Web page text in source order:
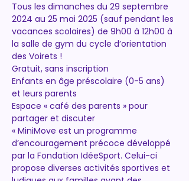
Tous les dimanches du 29 septembre
2024 au 25 mai 2025 (sauf pendant les
vacances scolaires) de 9h00 à 12h00 à
la salle de gym du cycle d’orientation
des Voirets !
Gratuit, sans inscription
Enfants en âge préscolaire (0-5 ans)
et leurs parents
Espace « café des parents » pour
partager et discuter
« MiniMove est un programme
d’encouragement précoce développé
par la Fondation IdéeSport. Celui-ci
propose diverses activités sportives et